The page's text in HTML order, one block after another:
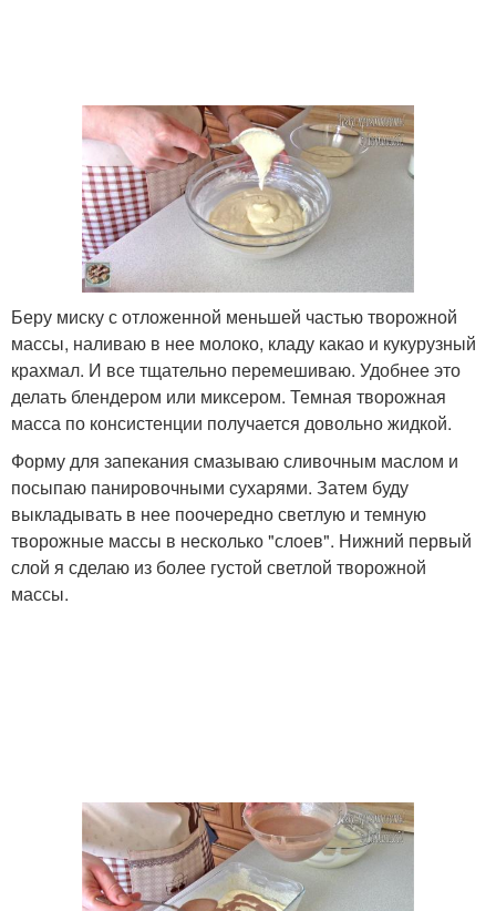
Беру миску с отложенной меньшей частью творожной
массы, наливаю в нее молоко, кладу какао и кукурузный
крахмал. И все тщательно перемешиваю. Удобнее это
делать блендером или миксером. Темная творожная
масса по консистенции получается довольно жидкой.
Форму для запекания смазываю сливочным маслом и
посыпаю панировочными сухарями. Затем буду
выкладывать в нее поочередно светлую и темную
творожные массы в несколько "слоев". Нижний первый
слой я сделаю из более густой светлой творожной
массы.